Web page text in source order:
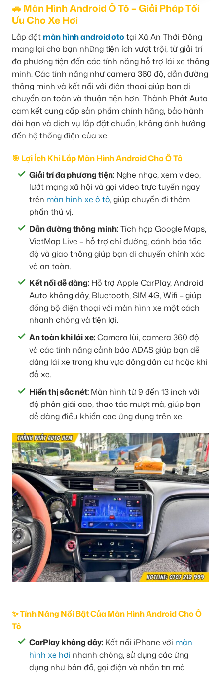
🚗 Màn Hình Android Ô Tô – Giải Pháp Tối
Ưu Cho Xe Hơi
Lắp đặt màn hình android ototại Xã An Thới Đông
mang lại cho bạn những tiện ích vượt trội, từ giải trí
đa phương tiện đến các tính năng hỗ trợ lái xe thông
minh. Các tính năng như camera 360 độ, dẫn đường
thông minh và kết nối với điện thoại giúp bạn di
chuyển an toàn và thuận tiện hơn. Thành Phát Auto
cam kết cung cấp sản phẩm chính hãng, bảo hành
dài hạn và dịch vụ lắp đặt chuẩn, không ảnh hưởng
đến hệ thống điện của xe.
🎯 Lợi Ích Khi Lắp Màn Hình Android Cho Ô Tô
Giải trí đa phương tiện: Nghe nhạc, xem video,
lướt mạng xã hội và gọi video trực tuyến ngay
trên màn hình xe ô tô, giúp chuyến đi thêm
phần thú vị.
Dẫn đường thông minh:Tích hợp Google Maps,
VietMap Live – hỗ trợ chỉ đường, cảnh báo tốc
độ và giao thông giúp bạn di chuyển chính xác
và an toàn.
Kết nối dễ dàng: Hỗ trợ Apple CarPlay, Android
Auto không dây, Bluetooth, SIM 4G, Wifi – giúp
đồng bộ điện thoại với màn hình xe một cách
nhanh chóng và tiện lợi.
An toàn khi lái xe:Camera lùi, camera 360 độ
và các tính năng cảnh báo ADAS giúp bạn dễ
dàng lái xe trong khu vực đông dân cư hoặc khi
đỗ xe.
Hiển thị sắc nét: Màn hình từ 9 đến 13 inch với
độ phân giải cao, thao tác mượt mà, giúp bạn
dễ dàng điều khiển các ứng dụng trên xe.
✨ Tính Năng Nổi Bật Của Màn Hình Android Cho Ô
Tô
CarPlay không dây: Kết nối iPhone với màn
hình xe hơi nhanh chóng, sử dụng các ứng
dụng như bản đồ, gọi điện và nhắn tin mà